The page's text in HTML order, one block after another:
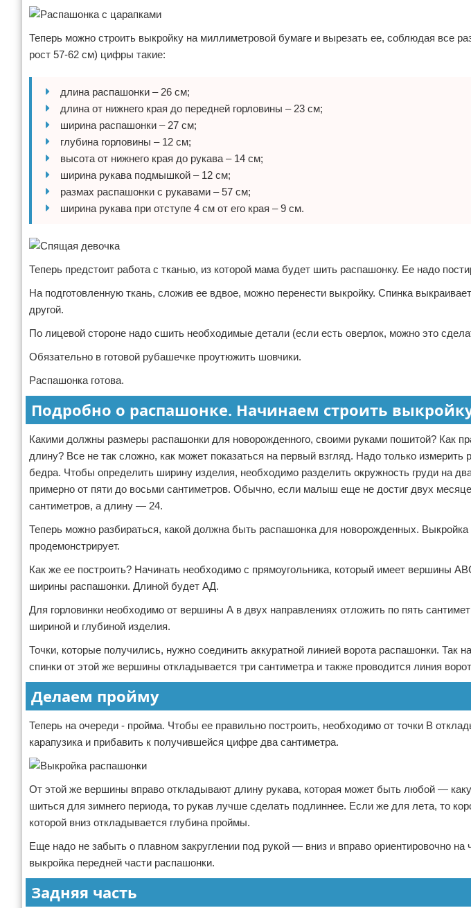
Теперь можно строить выкройку на миллиметровой бумаге и вырезать ее, соблюдая все
рост 57-62 см) цифры такие:
длина распашонки – 26 см;
длина от нижнего края до передней горловины – 23 см;
ширина распашонки – 27 см;
глубина горловины – 12 см;
высота от нижнего края до рукава – 14 см;
ширина рукава подмышкой – 12 см;
размах распашонки с рукавами – 57 см;
ширина рукава при отступе 4 см от его края – 9 см.
Теперь предстоит работа с тканью, из которой мама будет шить распашонку. Ее надо
На подготовленную ткань, сложив ее вдвое, можно перенести выкройку. Спинка
другой.
По лицевой стороне надо сшить необходимые детали (если есть оверлок, можно это
Обязательно в готовой рубашечке проутюжить шовчики.
Распашонка готова.
Подробно о распашонке. Начинаем строить
Какими должны размеры распашонки для новорожденного, своими руками пошитой? Как
длину? Все не так сложно, как может показаться на первый взгляд. Надо только измерить
бедра. Чтобы определить ширину изделия, необходимо разделить окружность груди на
примерно от пяти до восьми сантиметров. Обычно, если малыш еще не достиг двух
сантиметров, а длину — 24.
Теперь можно разбираться, какой должна быть распашонка для новорожденных. Выкройка
продемонстрирует.
Как же ее построить? Начинать необходимо с прямоугольника, который имеет вершины
ширины распашонки. Длиной будет АД.
Для горловинки необходимо от вершины А в двух направлениях отложить по пять
шириной и глубиной изделия.
Точки, которые получились, нужно соединить аккуратной линией ворота распашонки. Так
спинки от этой же вершины откладывается три сантиметра и также проводится линия
Делаем пройму
Теперь на очереди - пройма. Чтобы ее правильно построить, необходимо от точки В
карапузика и прибавить к получившейся цифре два сантиметра.
От этой же вершины вправо откладывают длину рукава, которая может быть любой —
шиться для зимнего периода, то рукав лучше сделать подлиннее. Если же для лета, то
которой вниз откладывается глубина проймы.
Еще надо не забыть о плавном закруглении под рукой — вниз и вправо ориентировочно на
выкройка передней части распашонки.
Задняя часть